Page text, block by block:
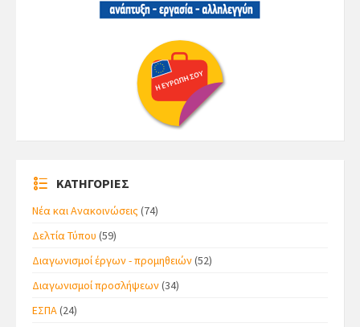
ΚΑΤΗΓΟΡΙΕΣ
Νέα και Ανακοινώσεις(74)
Δελτία Τύπου (59)
Διαγωνισμοί έργων - προμηθειών(52)
Διαγωνισμοί προσλήψεων(34)
ΕΣΠΑ(24)